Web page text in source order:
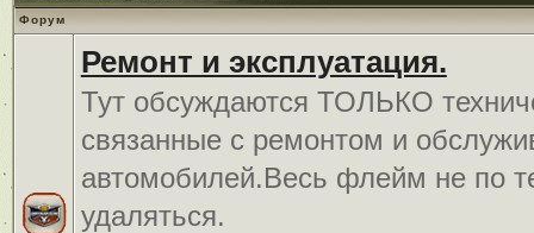
Форум
Ремонт и эксплуатация.
Тут обсуждаются ТОЛЬКО
связанные с ремонтом и
автомобилей.Весь флейм не по
удаляться.